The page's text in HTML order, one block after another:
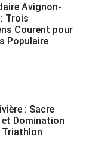
Avignon-
Trois
Courent pour
Populaire
: Sacre
et Domination
Triathlon